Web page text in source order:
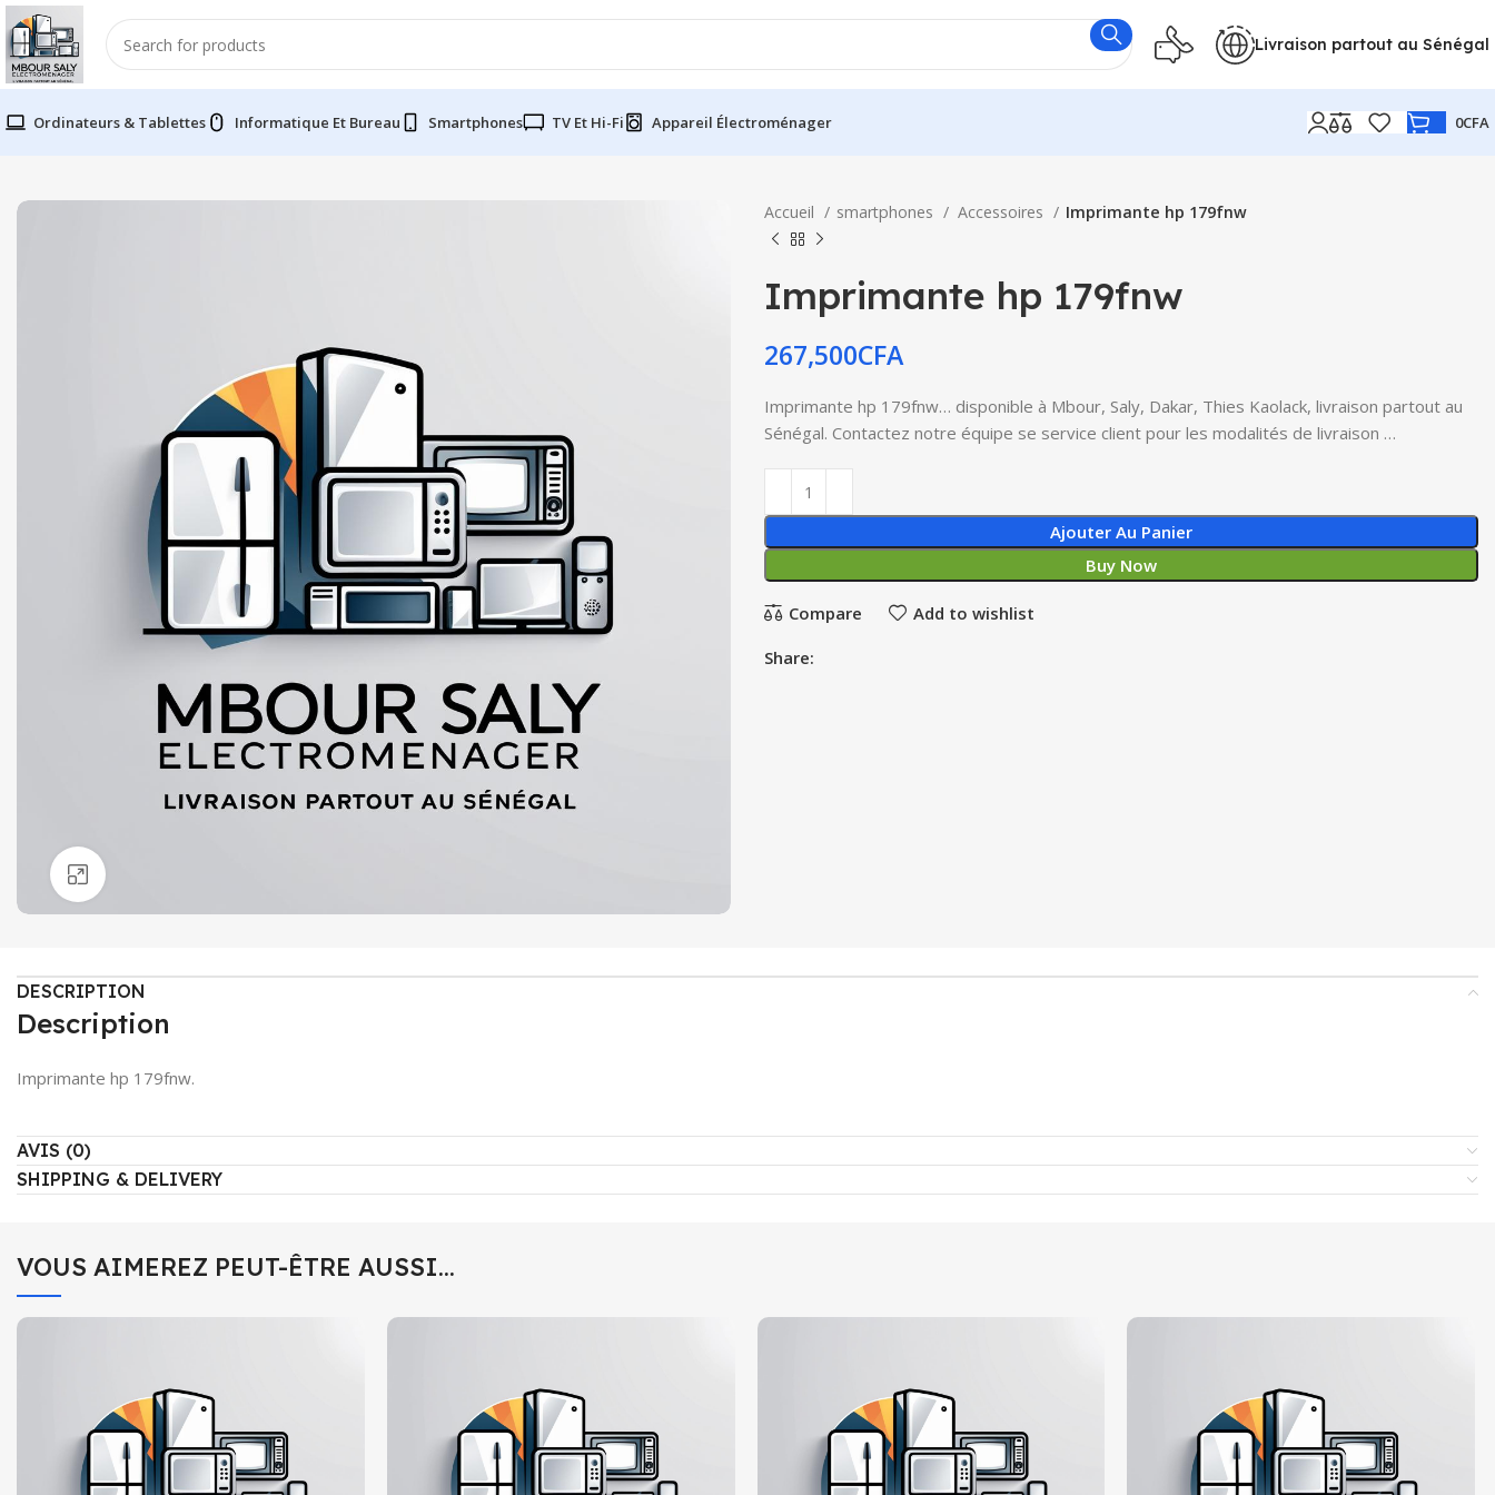
Livraison partout au Sénégal
Ordinateurs & Tablettes Informatique Et Bureau Smartphones TV Et Hi-Fi Appareil Électroménager 0CFA
Accueil smartphones Accessoires Imprimante hp 179fnw
Imprimante hp 179fnw
267,500CFA
Imprimante hp 179fnw… disponible à Mbour, Saly, Dakar, Thies Kaolack, livraison partout au
Sénégal. Contactez notre équipe se service client pour les modalités de livraison …
Ajouter Au Panier
Buy Now
Compare Add to wishlist
Share:
DESCRIPTION
Description
Imprimante hp 179fnw.
AVIS (0)
SHIPPING & DELIVERY
VOUS AIMEREZ PEUT-ÊTRE AUSSI…